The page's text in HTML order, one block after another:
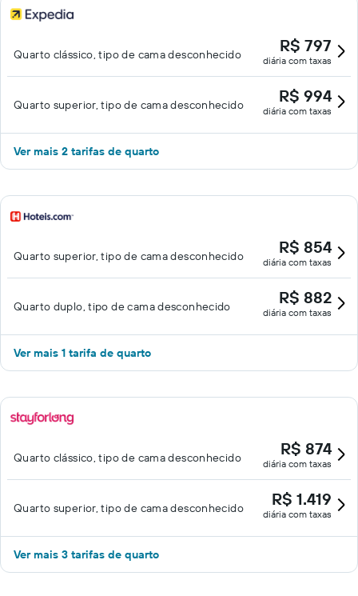
Quarto clássico, tipo de cama desconhecido R$ 797
diária com taxas
Quarto superior, tipo de cama desconhecido R$ 994
diária com taxas
Ver mais 2 tarifas de quarto
Quarto superior, tipo de cama desconhecido R$ 854
diária com taxas
Quarto duplo, tipo de cama desconhecido R$ 882
diária com taxas
Ver mais 1 tarifa de quarto
Quarto clássico, tipo de cama desconhecido R$ 874
diária com taxas
Quarto superior, tipo de cama desconhecido R$ 1.419
diária com taxas
Ver mais 3 tarifas de quarto